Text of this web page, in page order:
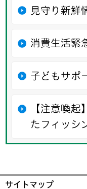
見守り新鮮
消費生活緊
子どもサポ
【注意喚起
たフィッシ
サイトマップ